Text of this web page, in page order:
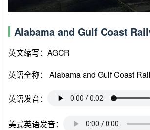
Alabama and Gulf Coast
英文缩写：AGCR
英语全称： Alabama and Gulf Coast
英语发音：
美式英语发音：